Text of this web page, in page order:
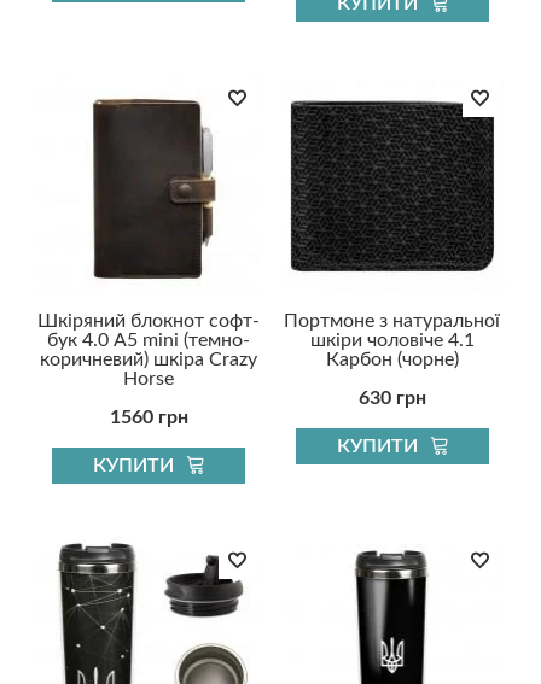
Шкіряний блокнот софт-
бук 4.0 A5 mini (темно-
коричневий) шкіра Crazy
Horse
1560 грн
КУПИТИ
Портмоне з натуральної
шкіри чоловіче 4.1
Карбон (чорне)
630 грн
КУПИТИ